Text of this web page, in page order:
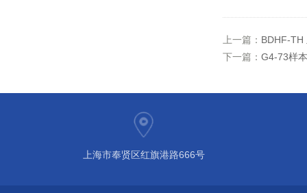
上一篇： BDHF-TH
下一篇： G4-73样
上海市奉贤区红旗港路666号